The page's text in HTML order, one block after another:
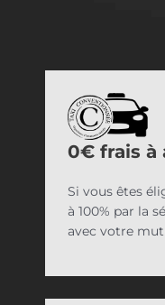
0€ frais à
Si vous êtes
à 100% par la
avec votre